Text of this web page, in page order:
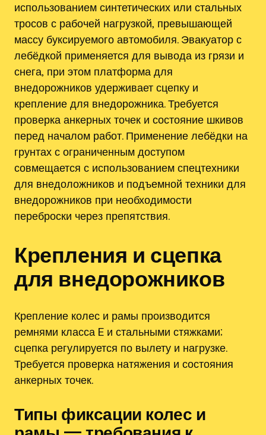
использованием синтетических или стальных
тросов с рабочей нагрузкой‚ превышающей
массу буксируемого автомобиля. Эвакуатор с
лебёдкой применяется для вывода из грязи и
снега‚ при этом платформа для
внедорожников удерживает сцепку и
крепление для внедорожника. Требуется
проверка анкерных точек и состояние шкивов
перед началом работ. Применение лебёдки на
грунтах с ограниченным доступом
совмещается с использованием спецтехники
для внедоложников и подъемной техники для
внедорожников при необходимости
переброски через препятствия.
Крепления и сцепка
для внедорожников
Крепление колес и рамы производится
ремнями класса E и стальными стяжками;
сцепка регулируется по вылету и нагрузке.
Требуется проверка натяжения и состояния
анкерных точек.
Типы фиксации колес и